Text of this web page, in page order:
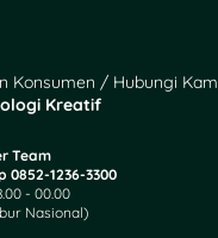
Tanpa
cepat
Konsumen / Hubungi
Kreatif
Team
0852-1236-3300
- 00.00
Nasional)